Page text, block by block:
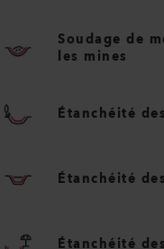
Soudage de
les mines
Étanchéité
Étanchéité
Étanchéité